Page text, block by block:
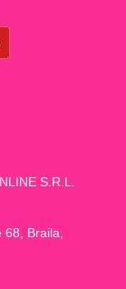
S.R.L.
Braila,